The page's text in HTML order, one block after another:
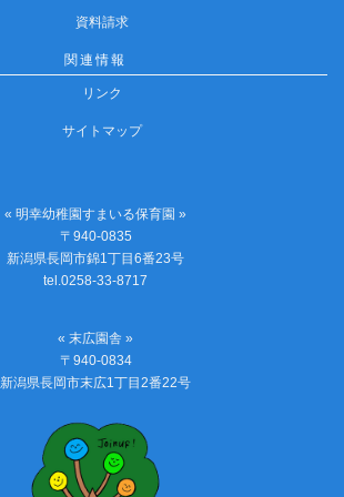
資料請求
関連情報
リンク
サイトマップ
« 明幸幼稚園すまいる保育園 »
〒940-0835
新潟県長岡市錦1丁目6番23号
tel.0258-33-8717
« 末広園舎 »
〒940-0834
新潟県長岡市末広1丁目2番22号